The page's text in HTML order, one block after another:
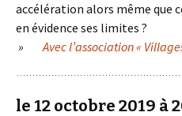
accélération alors même que
en évidence ses limites ?
»
Avec l’association «
le 12 octobre 2019 à